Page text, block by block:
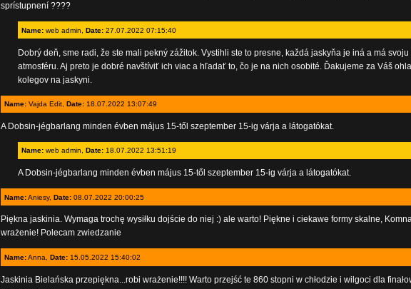
sprístupnení ????
Name:web admin, Date:27.07.2022 07:15:40
Dobrý deň, sme radi, že ste mali pekný zážitok. Vystihli ste to presne, každá jaskyňa je iná a má
atmosféru. Aj preto je dobré navštíviť ich viac a hľadať to, čo je na nich osobité. Ďakujeme za Váš
kolegov na jaskyni.
Name:Vajda Edit, Date:18.07.2022 13:07:49
A Dobsin-jégbarlang minden évben május 15-től szeptember 15-ig várja a látogatókat.
Name:web admin, Date:18.07.2022 13:51:19
A Dobsin-jégbarlang minden évben május 15-től szeptember 15-ig várja a látogatókat.
Name:Aniesy, Date:08.07.2022 20:00:25
Piękna jaskinia. Wymaga trochę wysiłku dojście do niej :) ale warto! Piękne i ciekawe formy skalne,
wrażenie! Polecam zwiedzanie
Name:Anna, Date:15.05.2022 15:40:02
Jaskinia Bielańska przepiękna...robi wrażenie!!!! Warto przejść te 860 stopni w chłodzie i wilgoci dla